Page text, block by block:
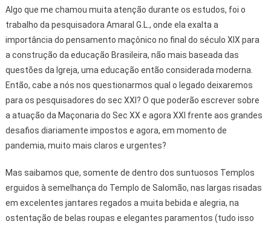
Algo que me chamou muita atenção durante os estudos, foi o
trabalho da pesquisadora Amaral G.L., onde ela exalta a
importância do pensamento maçônico no final do século XIX para
a construção da educação Brasileira, não mais baseada das
questões da Igreja, uma educação então considerada moderna.
Então, cabe a nós nos questionarmos qual o legado deixaremos
para os pesquisadores do sec XXI? O que poderão escrever sobre
a atuação da Maçonaria do Sec XX e agora XXI frente aos grandes
desafios diariamente impostos e agora, em momento de
pandemia, muito mais claros e urgentes?
Mas saibamos que, somente de dentro dos suntuosos Templos
erguidos à semelhança do Templo de Salomão, nas largas risadas
em excelentes jantares regados a muita bebida e alegria, na
ostentação de belas roupas e elegantes paramentos (tudo isso